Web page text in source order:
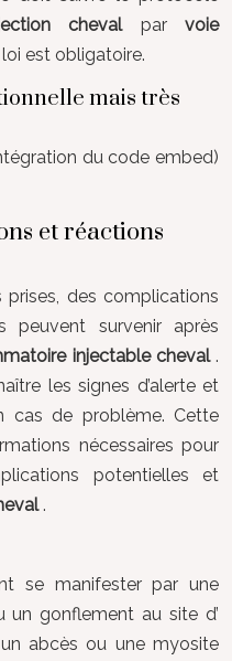
cheval parvoie
est obligatoire.
mais très
du code embed)
et réactions
des complications
peuvent survenir après
injectable cheval.
les signes d’alerte et
cas de problème. Cette
nécessaires pour
potentielles et
.
se manifester par une
un gonflement au site d’
abcès ou une myosite